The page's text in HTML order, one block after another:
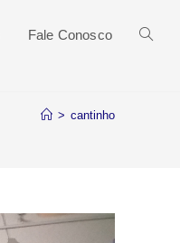
Fale Conosco
> cantinho